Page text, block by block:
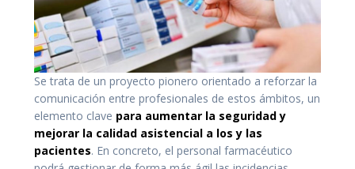
Se trata de un proyecto pionero orientado a reforzar la
comunicación entre profesionales de estos ámbitos, un
elemento clave para aumentar la seguridad y
mejorar la calidad asistencial a los y las
pacientes. En concreto, el personal farmacéutico